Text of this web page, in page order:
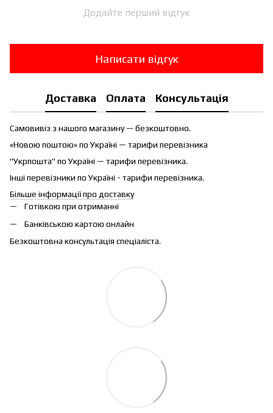
Додайте перший відгук
Написати відгук
Доставка Оплата Консультація
Самовивіз з нашого магазину — безкоштовно.
«Новою поштою» по Україні — тарифи перевізника
"Укрпошта" по Україні — тарифи перевізника.
Інші перевізники по Україні - тарифи перевізника.
Більше інформації про доставку
Готівкою при отриманні
Банківською картою онлайн
Безкоштовна консультація спеціаліста.